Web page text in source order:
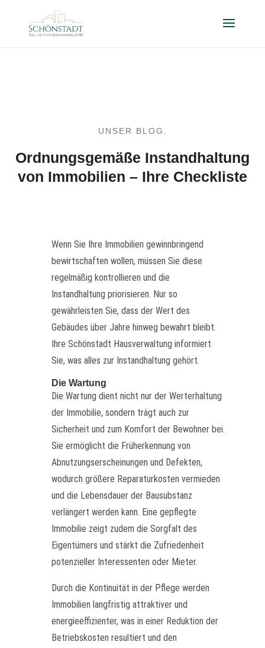
UNSER BLOG.
Ordnungsgemäße Instandhaltung
von Immobilien – Ihre Checkliste
Wenn Sie Ihre Immobilien gewinnbringend
bewirtschaften wollen, müssen Sie diese
regelmäßig kontrollieren und die
Instandhaltung priorisieren. Nur so
gewährleisten Sie, dass der Wert des
Gebäudes über Jahre hinweg bewahrt bleibt.
Ihre Schönstadt Hausverwaltung informiert
Sie, was alles zur Instandhaltung gehört.
Die Wartung
Die Wartung dient nicht nur der Werterhaltung
der Immobilie, sondern trägt auch zur
Sicherheit und zum Komfort der Bewohner bei.
Sie ermöglicht die Früherkennung von
Abnutzungserscheinungen und Defekten,
wodurch größere Reparaturkosten vermieden
und die Lebensdauer der Bausubstanz
verlängert werden kann. Eine gepflegte
Immobilie zeigt zudem die Sorgfalt des
Eigentümers und stärkt die Zufriedenheit
potenzieller Interessenten oder Mieter.
Durch die Kontinuität in der Pflege werden
Immobilien langfristig attraktiver und
energieeffizienter, was in einer Reduktion der
Betriebskosten resultiert und den